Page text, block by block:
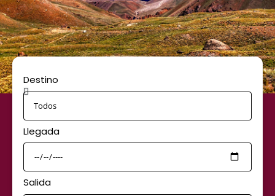
Destino
Llegada
Salida